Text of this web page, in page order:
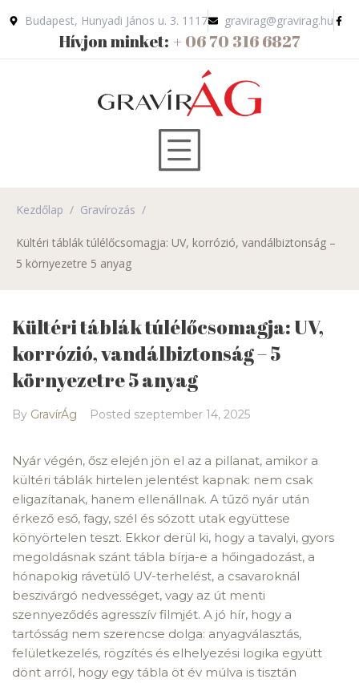
Budapest, Hunyadi János u. 3. 1117 gravirag@gravirag.hu
Hívjon minket: + 06 70 316 6827
Kezdőlap / Gravírozás /
Kültéri táblák túlélőcsomagja: UV, korrózió, vandálbiztonság –
5 környezetre 5 anyag
Kültéri táblák túlélőcsomagja: UV,
korrózió, vandálbiztonság – 5
környezetre 5 anyag
By GravírÁg Posted szeptember 14, 2025
Nyár végén, ősz elején jön el az a pillanat, amikor a
kültéri táblák hirtelen jelentést kapnak: nem csak
eligazítanak, hanem ellenállnak. A tűző nyár után
érkező eső, fagy, szél és sózott utak együttese
könyörtelen teszt. Ekkor derül ki, hogy a tavalyi, gyors
megoldásnak szánt tábla bírja-e a hőingadozást, a
hónapokig rávetülő UV-terhelést, a csavaroknál
beszivárgó nedvességet, vagy az út menti
szennyeződés agresszív filmjét. A jó hír, hogy a
tartósság nem szerencse dolga: anyagválasztás,
felületkezelés, rögzítés és elhelyezési logika együtt
dönt arról, hogy egy tábla öt év múlva is tisztán